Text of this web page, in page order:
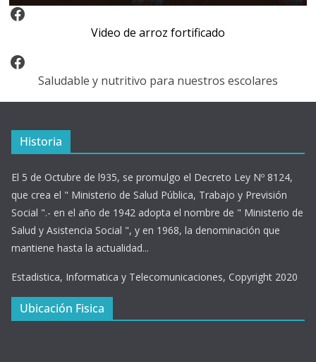
Video Arroz Fortificado
Video de arroz fortificado
Facebook
Saludable y nutritivo para nuestros escolares
Historia
El 5 de Octubre de l935, se promulgo el Decreto Ley Nº 8124,
que crea el " Ministerio de Salud Pública, Trabajo y Previsión
Social ".- en el año de 1942 adopta el nombre de " Ministerio de
Salud y Asistencia Social ", y en 1968, la denominación que
mantiene hasta la actualidad...
Estadistica, Informatica y Telecomunicaciones, Copyright 2020
Ubicación Fisica